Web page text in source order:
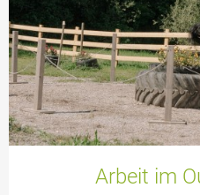
Arbeit im